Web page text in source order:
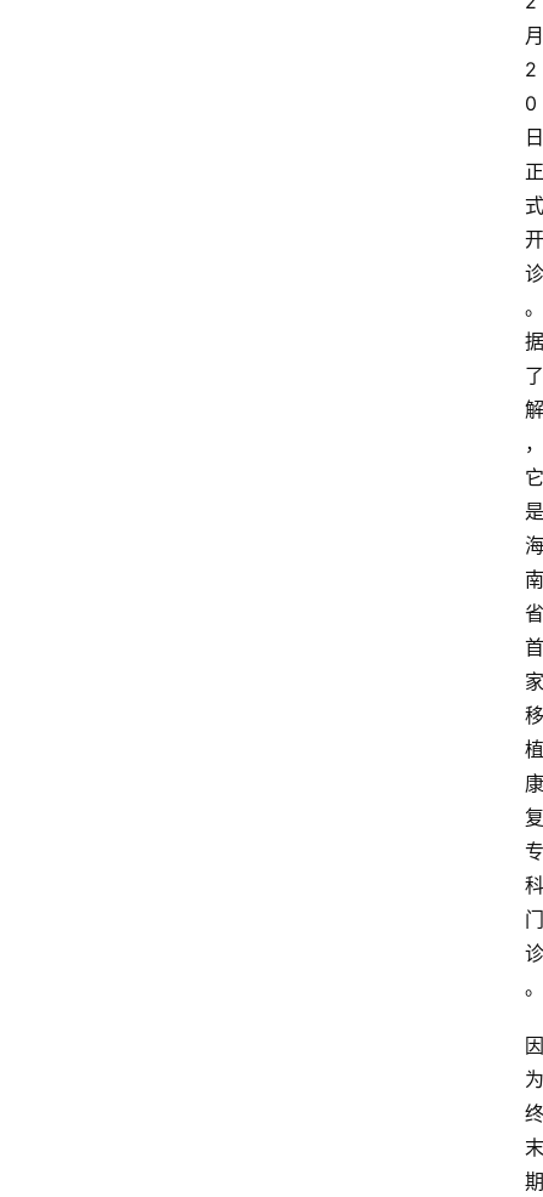
月
2
0
日
正
式
开
诊
。
据
了
解
，
它
是
海
南
省
首
家
移
植
康
复
专
科
门
诊
。
因
为
终
末
期